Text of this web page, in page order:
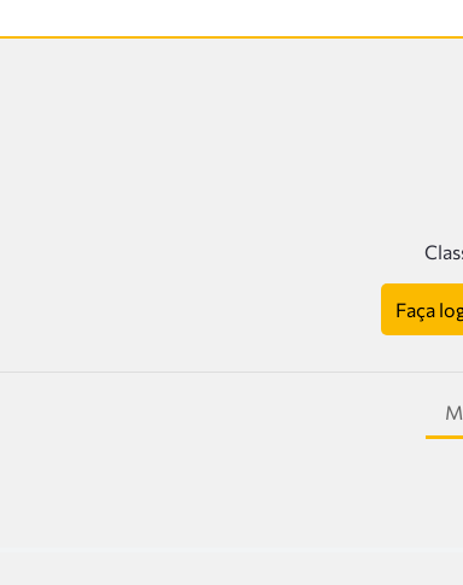
Faça